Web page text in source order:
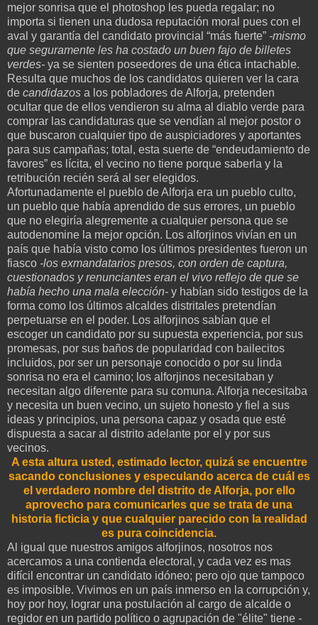
mejor sonrisa que el photoshop les pueda regalar; no
importa si tienen una dudosa reputación moral pues con el
aval y garantía del candidato provincial “más fuerte” -mismo
que seguramente les ha costado un buen fajo de billetes
verdes- ya se sienten poseedores de una ética intachable.
Resulta que muchos de los candidatos quieren ver la cara
de candidazos a los pobladores de Alforja, pretenden
ocultar que de ellos vendieron su alma al diablo verde para
comprar las candidaturas que se vendían al mejor postor o
que buscaron cualquier tipo de auspiciadores y aportantes
para sus campañas; total, esta suerte de “endeudamiento de
favores” es lícita, el vecino no tiene porque saberla y la
retribución recién será al ser elegidos.
Afortunadamente el pueblo de Alforja era un pueblo culto,
un pueblo que había aprendido de sus errores, un pueblo
que no elegiría alegremente a cualquier persona que se
autodenomine la mejor opción. Los alforjinos vivían en un
país que había visto como los últimos presidentes fueron un
fiasco -los exmandatarios presos, con orden de captura,
cuestionados y renunciantes eran el vivo reflejo de que se
había hecho una mala elección- y habían sido testigos de la
forma como los últimos alcaldes distritales pretendían
perpetuarse en el poder. Los alforjinos sabían que el
escoger un candidato por su supuesta experiencia, por sus
promesas, por sus baños de popularidad con bailecitos
incluidos, por ser un personaje conocido o por su linda
sonrisa no era el camino; los alforjinos necesitaban y
necesitan algo diferente para su comuna. Alforja necesitaba
y necesita un buen vecino, un sujeto honesto y fiel a sus
ideas y principios, una persona capaz y osada que esté
dispuesta a sacar al distrito adelante por el y por sus
vecinos.
A esta altura usted, estimado lector, quizá se encuentre
sacando conclusiones y especulando acerca de cuál es
el verdadero nombre del distrito de Alforja, por ello
aprovecho para comunicarles que se trata de una
historia ficticia y que cualquier parecido con la realidad
es pura coincidencia.
Al igual que nuestros amigos alforjinos, nosotros nos
acercamos a una contienda electoral, y cada vez es mas
difícil encontrar un candidato idóneo; pero ojo que tampoco
es imposible. Vivimos en un país inmerso en la corrupción y,
hoy por hoy, lograr una postulación al cargo de alcalde o
regidor en un partido político o agrupación de "élite" tiene -